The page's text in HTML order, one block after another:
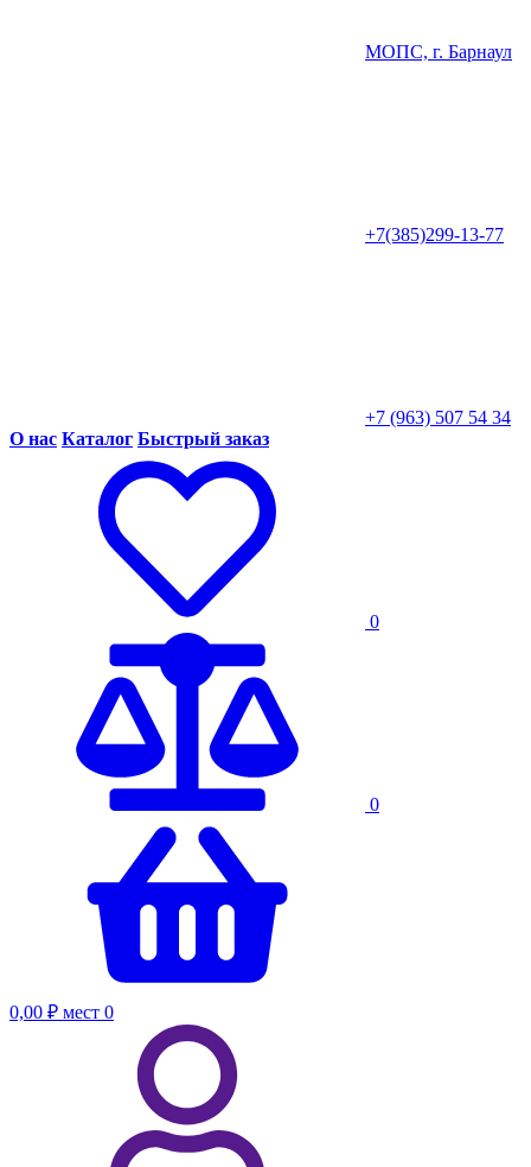
МОПС, г. Барнаул
+7(385)299-13-77
+7 (963) 507 54 34
О нас Каталог Быстрый заказ
0
0
0,00 ₽ мест 0